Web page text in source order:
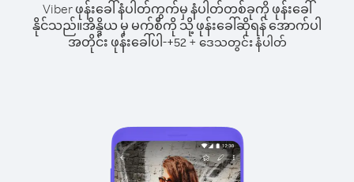
Viber ဖုန်းခေါ်နံပါတ်ကွက်မှ နံပါတ်တစ်ခုကို ဖုန်းခေါ်
နိုင်သည်။အိန္ဒိယ မှ မက်စီကို သို့ ဖုန်းခေါ်ဆိုရန် အောက်ပါ
အတိုင်း ဖုန်းခေါ်ပါ-+52+ ဒေသတွင်း နံပါတ်